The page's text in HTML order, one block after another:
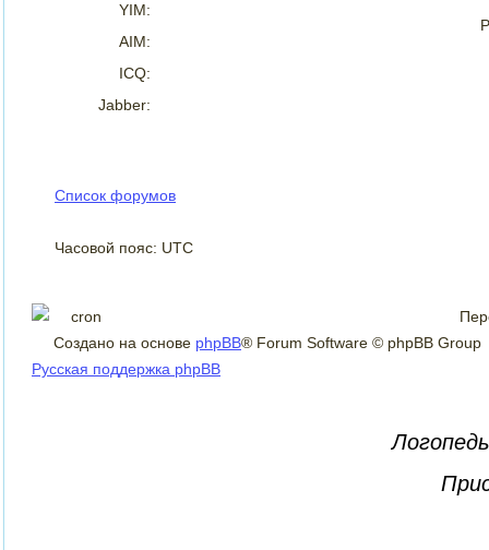
YIM:
AIM:
ICQ:
Jabber:
Список форумов
Часовой пояс: UTC
Создано на основе phpBB® Forum Software © phpBB Group
Русская поддержка phpBB